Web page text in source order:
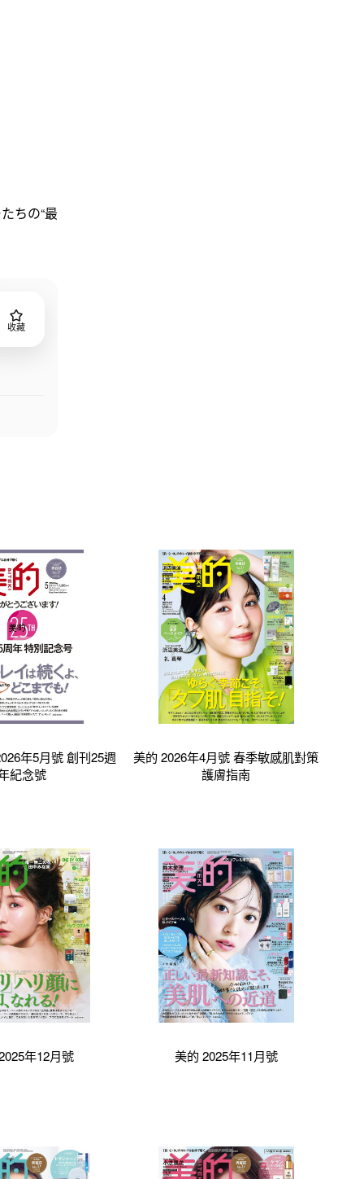
ちの“最
收藏
年5月號 創刊25週
紀念號
美的 2026年4月號 春季敏感肌對策
護膚指南
年12月號 美的 2025年11月號